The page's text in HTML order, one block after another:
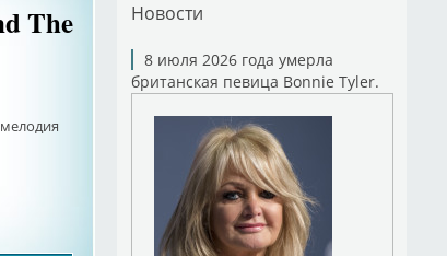
The Новости
8 июля 2026 года умерла
британская певица Bonnie Tyler.